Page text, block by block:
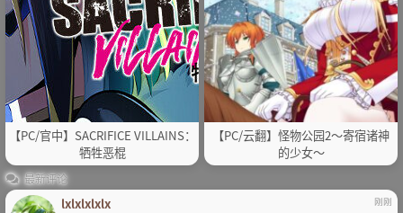
【PC/官中】SACRIFICE VILLAINS：
牺牲恶棍
【PC/云翻】怪物公园2～寄宿诸神
的少女～
最新评论
lxlxlxlxlx 刚刚